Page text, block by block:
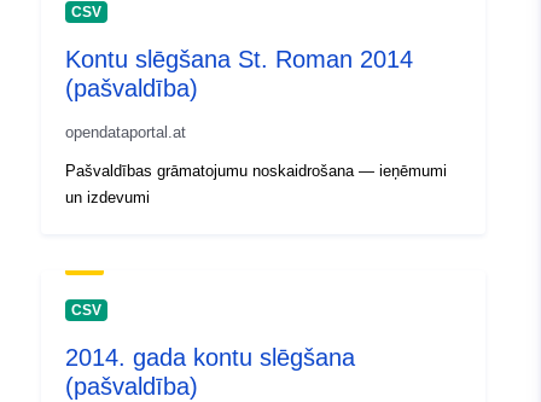
CSV
Kontu slēgšana St. Roman 2014
(pašvaldība)
opendataportal.at
Pašvaldības grāmatojumu noskaidrošana — ieņēmumi
un izdevumi
CSV
2014. gada kontu slēgšana
(pašvaldība)